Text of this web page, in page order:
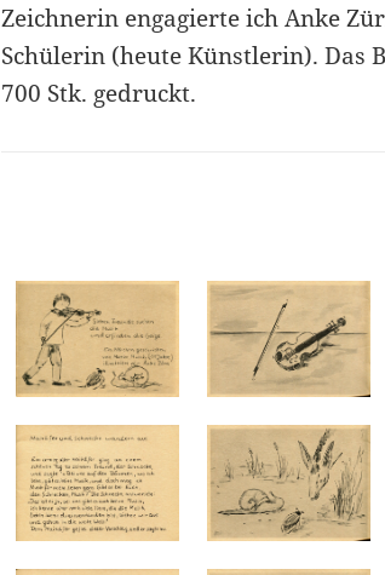
Zeichnerin engagierte ich Anke
Schülerin (heute Künstlerin). Das
700 Stk. gedruckt.